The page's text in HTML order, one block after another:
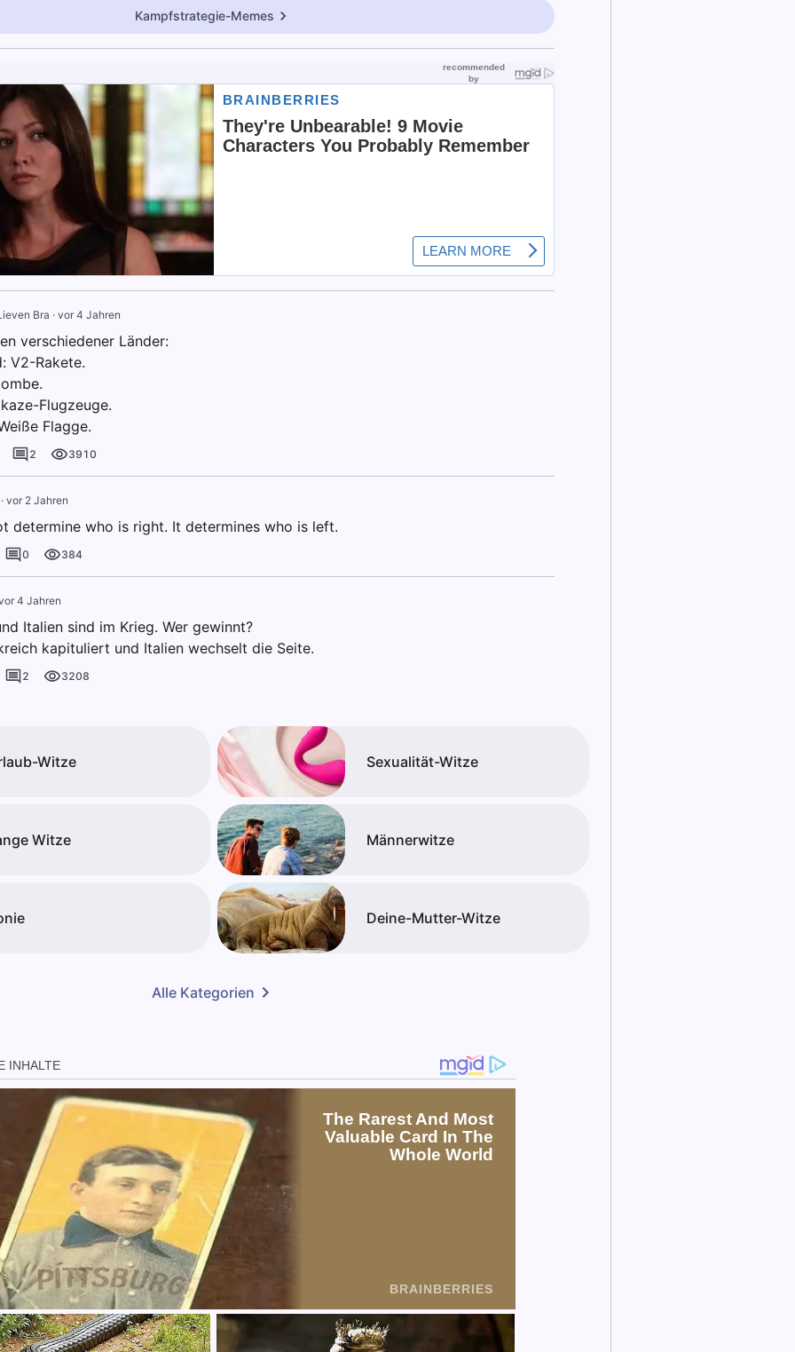
Kampfstrategie-Memes
Bra · vor 4 Jahren
verschiedener Länder:
V2-Rakete.
Flugzeuge.
Flagge.
2 3910
vor 2 Jahren
determine who is right. It determines who is left.
0 384
4 Jahren
Italien sind im Krieg. Wer gewinnt?
kapituliert und Italien wechselt die Seite.
2 3208
Witze Sexualität-Witze
Witze Männerwitze
Deine-Mutter-Witze
Alle Kategorien